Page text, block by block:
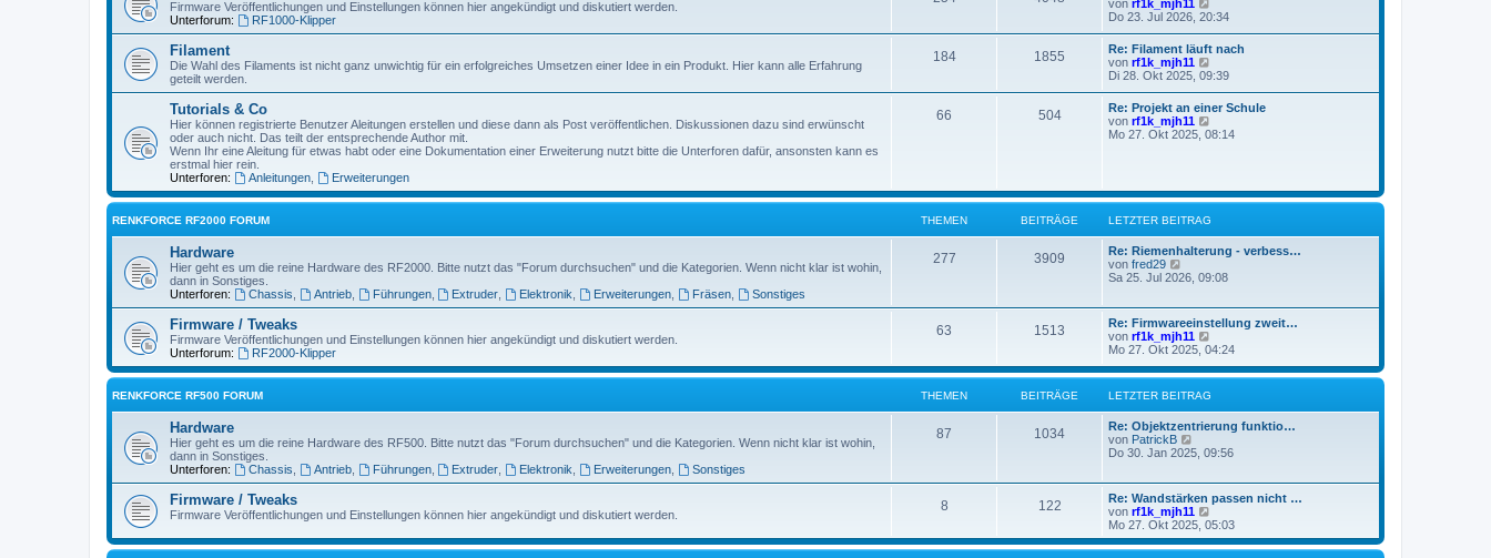
e
r
B
e
i
t
r
a
g
Firmware Veröffentlichungen und Einstellungen können hier angekündigt und diskutiert werden.
Unterforum:
RF1000-Klipper
von rf1k_mjh11
e
s
t
e
r
B
i
g
Do 23. Jul 2026, 20:34
Filament
Die Wahl des Filaments ist nicht ganz unwichtig für ein erfolgreiches Umsetzen einer Idee in ein Produkt. Hier kann alle Erfahrung
geteilt werden.
184 1855
Re: Filament läuft nach
von rf1k_mjh11
e
s
t
e
i
t
a
g
Di 28. Okt 2025, 09:39
Tutorials & Co
Hier können registrierte Benutzer Aleitungen erstellen und diese dann als Post veröffentlichen. Diskussionen dazu sind erwünscht
oder auch nicht. Das teilt der entsprechende Author mit.
Wenn Ihr eine Aleitung für etwas habt oder eine Dokumentation einer Erweiterung nutzt bitte die Unterforen dafür, ansonsten kann es
erstmal hier rein.
Unterforen:
Anleitungen, Erweiterungen
66 504
Re: Projekt an einer Schule
von rf1k_mjh11
e
e
e
i
r
g
Mo 27. Okt 2025, 08:14
RENKFORCE RF2000 FORUM THEMEN BEITRÄGE LETZTER BEITRAG
Hardware
Hier geht es um die reine Hardware des RF2000. Bitte nutzt das "Forum durchsuchen" und die Kategorien. Wenn nicht klar ist wohin,
dann in Sonstiges.
Unterforen:
Chassis Antrieb, Führungen, Extruder Elektronik Erweiterungen Fräsen, Sonstiges
277 3909
Re: Riemenhalterung - verbess…
von fred29
e
t
e
r
B
e
i
t
r
a
g
Sa 25. Jul 2026, 09:08
Firmware / Tweaks
Firmware Veröffentlichungen und Einstellungen können hier angekündigt und diskutiert werden.
Unterforum:
RF2000-Klipper
63 1513
Re: Firmwareeinstellung zweit…
von rf1k_mjh11
e
e
e
r
e
t
r
a
g
Mo 27. Okt 2025, 04:24
RENKFORCE RF500 FORUM THEMEN BEITRÄGE LETZTER BEITRAG
Hardware
Hier geht es um die reine Hardware des RF500. Bitte nutzt das "Forum durchsuchen" und die Kategorien. Wenn nicht klar ist wohin,
dann in Sonstiges.
Unterforen:
Chassis Antrieb, Führungen, Extruder Elektronik Erweiterungen Sonstiges
87 1034
Re: Objektzentrierung funktio…
von PatrickB
e
t
e
r
B
Do 30. Jan 2025, 09:56
Firmware / Tweaks
Firmware Veröffentlichungen und Einstellungen können hier angekündigt und diskutiert werden.
8 122
Re: Wandstärken passen nicht …
von rf1k_mjh11
e
u
e
Mo 27. Okt 2025, 05:03